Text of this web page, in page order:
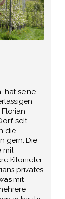
hat seine
seit
die
gern. Die
mit
Kilometer
privates
mit